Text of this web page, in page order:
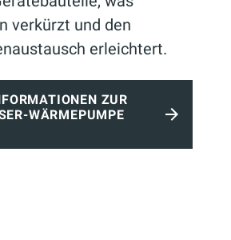
verkürzt und den
erleichtert.
ZUR
WÄRMEPUMPE